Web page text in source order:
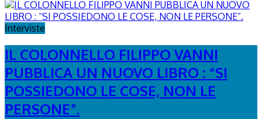
Interviste
IL COLONNELLO FILIPPO VANNI
PUBBLICA UN NUOVO LIBRO : “SI
POSSIEDONO LE COSE, NON LE
PERSONE”.